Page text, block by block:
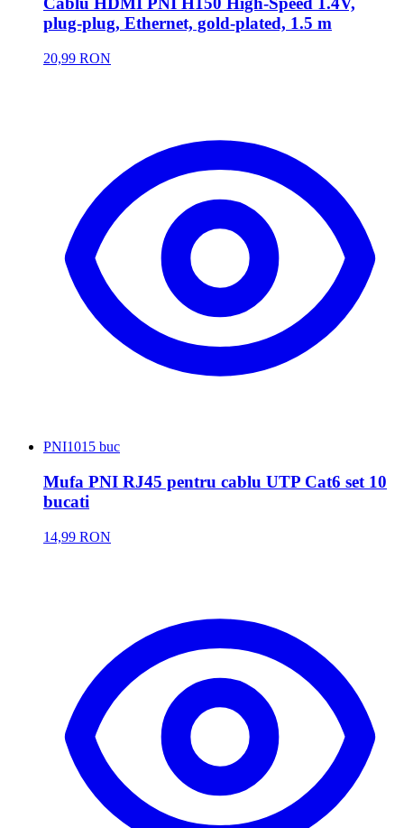
plug-plug, Ethernet, gold-plated, 1.5 m
20,99 RON
PNI1015 buc
Mufa PNI RJ45 pentru cablu UTP Cat6 set 10
bucati
14,99 RON